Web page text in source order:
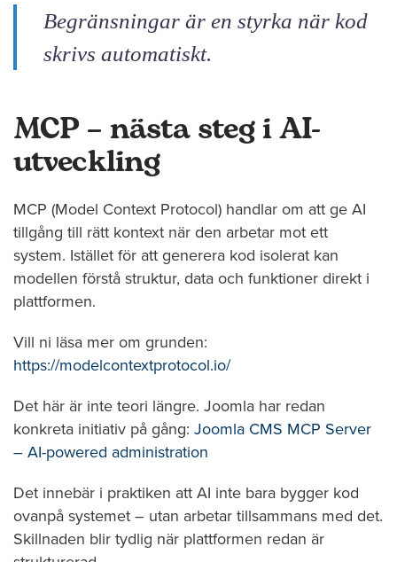
Begränsningar är en styrka när kod
skrivs automatiskt.
MCP – nästa steg i AI-
utveckling
MCP (Model Context Protocol) handlar om att ge AI
tillgång till rätt kontext när den arbetar mot ett
system. Istället för att generera kod isolerat kan
modellen förstå struktur, data och funktioner direkt i
plattformen.
Vill ni läsa mer om grunden:
https://modelcontextprotocol.io/
Det här är inte teori längre. Joomla har redan
konkreta initiativ på gång: Joomla CMS MCP Server
– AI-powered administration
Det innebär i praktiken att AI inte bara bygger kod
ovanpå systemet – utan arbetar tillsammans med det.
Skillnaden blir tydlig när plattformen redan är